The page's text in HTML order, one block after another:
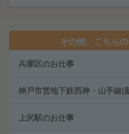
その他、こちら
兵庫区のお仕事
神戸市営地下鉄西神・山手線(
上沢駅のお仕事